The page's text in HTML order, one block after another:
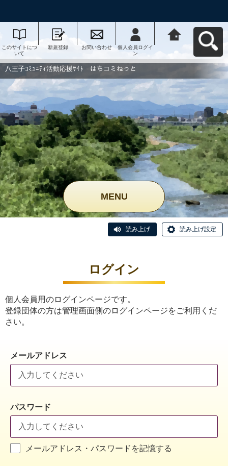
このサイトにつ
いて
新規登録 お問い合わせ
個人会員ログイ
ン
動応援ｻｲﾄ はち
コミねっとへ戻
八王子ｺﾐｭﾆﾃｨ活動応援ｻｲﾄ はちコミねっと
MENU
読み上げ 読み上げ設定
ログイン
個人会員用のログインページです。
登録団体の方は管理画面側のログインページをご利用くだ
さい。
メールアドレス
パスワード
メールアドレス・パスワードを記憶する